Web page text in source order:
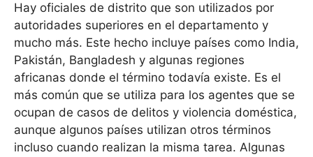
Hay oficiales de distrito que son utilizados por
autoridades superiores en el departamento y
mucho más. Este hecho incluye países como India,
Pakistán, Bangladesh y algunas regiones
africanas donde el término todavía existe. Es el
más común que se utiliza para los agentes que se
ocupan de casos de delitos y violencia doméstica,
aunque algunos países utilizan otros términos
incluso cuando realizan la misma tarea. Algunas